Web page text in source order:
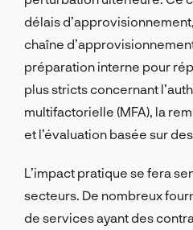
délais
chaîne
préparation interne pour
plus stricts concernant
multifactorielle (MFA), la
et l’évaluation basée sur
L’impact pratique se fera
secteurs. De nombreux
de services ayant des